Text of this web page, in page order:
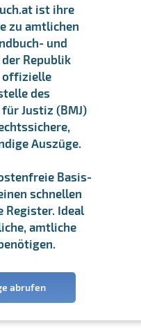
ist ihre
zu amtlichen
und
Republik
offizielle
des
Justiz (BMJ)
Auszüge.
Basis-
schnellen
Ideal
amtliche
abrufen